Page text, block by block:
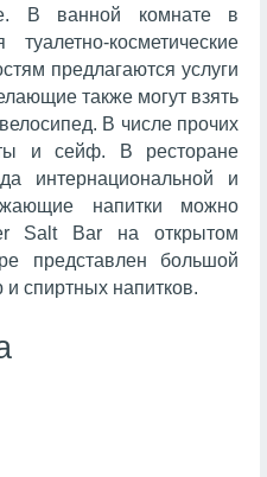
В ванной комнате в
косметические
предлагаются услуги
также могут взять
В числе прочих
и сейф. В ресторане
интернациональной и
напитки можно
Salt Bar на открытом
представлен большой
спиртных напитков.